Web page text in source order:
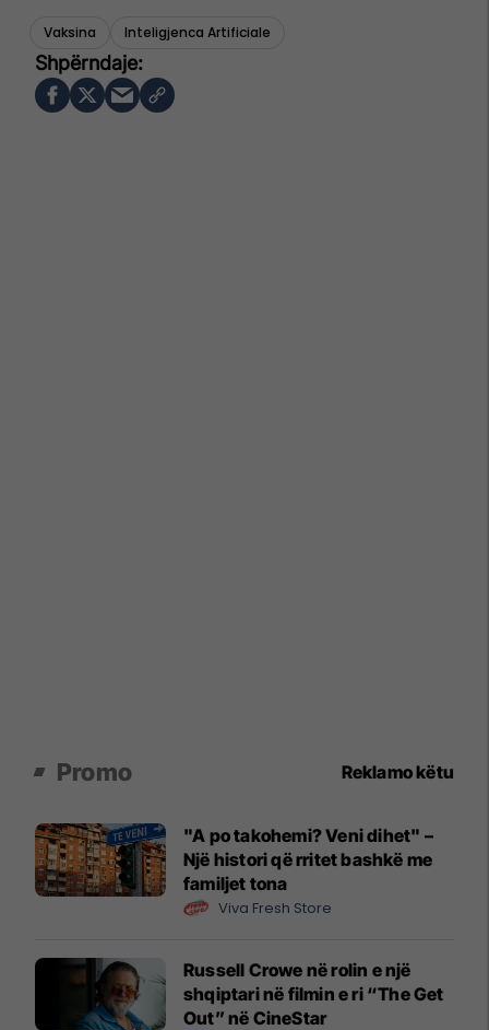
Vaksina Inteligjenca Artificiale
Promo Reklamo këtu
"A po takohemi? Veni dihet" –
Një histori që rritet bashkë me
familjet tona
Viva Fresh Store
Russell Crowe në rolin e një
shqiptari në filmin e ri “The Get
Out” në CineStar